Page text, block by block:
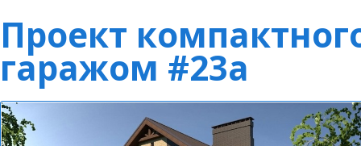
Проект
гаражом #23a